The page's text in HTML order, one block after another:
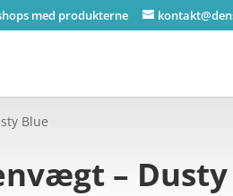
med produkterne
Blue
–